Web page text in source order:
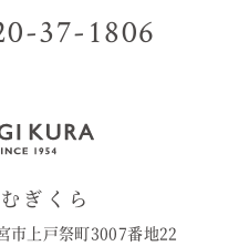
37-1806
ぎくら
市上戸祭町3007番地22